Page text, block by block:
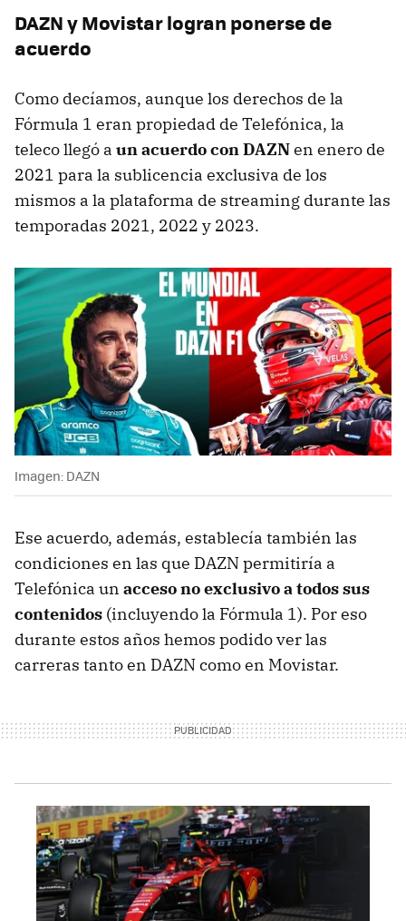
DAZN y Movistar logran ponerse de
acuerdo
Como decíamos, aunque los derechos de la
Fórmula 1 eran propiedad de Telefónica, la
teleco llegó a un acuerdo con DAZNen enero de
2021 para la sublicencia exclusiva de los
mismos a la plataforma de streaming durante las
temporadas 2021, 2022 y 2023.
Imagen: DAZN
Ese acuerdo, además, establecía también las
condiciones en las que DAZN permitiría a
Telefónica un acceso no exclusivo a todos sus
contenidos (incluyendo la Fórmula 1). Por eso
durante estos años hemos podido ver las
carreras tanto en DAZN como en Movistar.